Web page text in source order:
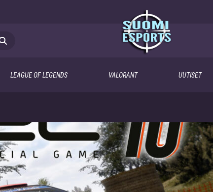
LEAGUE OF LEGENDS VALORANT UUTISET